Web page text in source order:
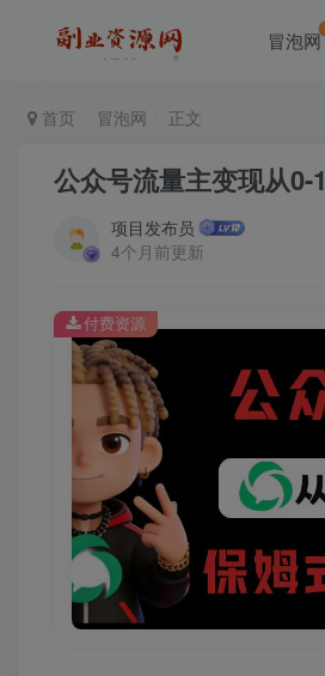
冒泡网
首页 冒泡网 正文
公众号流量主变现从
项目发布员
4个月前更新
付费资源